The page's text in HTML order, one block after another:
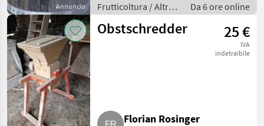
Annuncio
Frutticoltura / Altre
macchine per
frutticoltura
Da 6 ore online
Obstschredder 25 €
IVA
indetraibile
Florian Rosinger